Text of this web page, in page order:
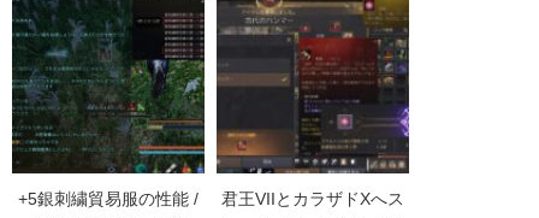
+5銀刺繍貿易服の性能 /
君王VIIとカラザドXへス